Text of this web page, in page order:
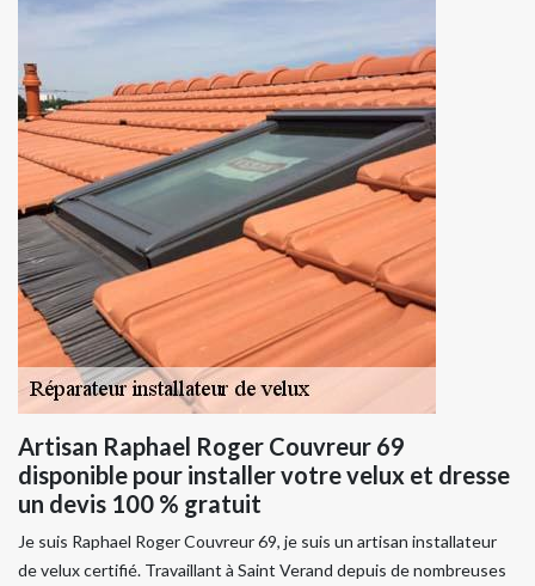
Artisan Raphael Roger Couvreur 69
disponible pour installer votre velux et dresse
un devis 100 % gratuit
Je suis Raphael Roger Couvreur 69, je suis un artisan installateur
de velux certifié. Travaillant à Saint Verand depuis de nombreuses